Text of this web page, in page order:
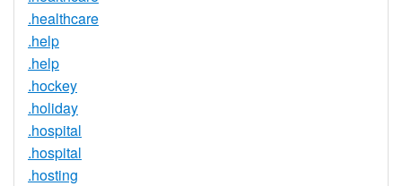
.healthcare
.help
.help
.hockey
.holiday
.hospital
.hospital
.hosting